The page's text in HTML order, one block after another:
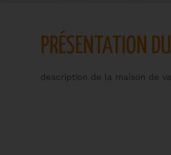
PRÉSENTATION
description de la maison de